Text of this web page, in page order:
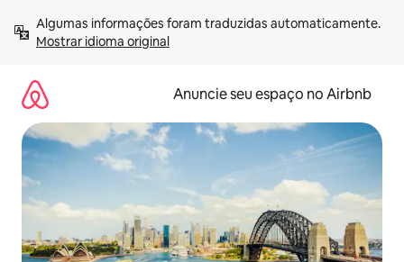
para
Mostrar idioma original
Anuncie seu espaço no Airbnb